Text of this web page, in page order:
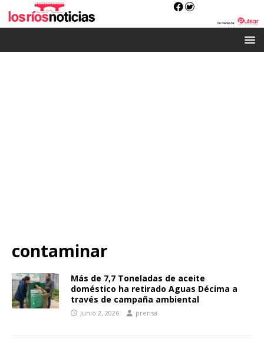
contaminar
Más de 7,7 Toneladas de aceite
doméstico ha retirado Aguas Décima a
través de campaña ambiental
Junio 2, 2026 prensa